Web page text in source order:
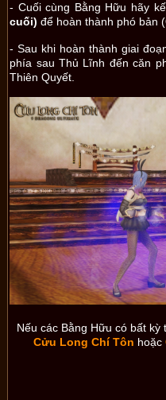
- Cuối cùng Bằng Hữu hãy
cuối) để hoàn thành phó bản
- Sau khi hoàn thành giai
phía sau Thủ Lĩnh đến căn
Thiên Quyết.
Nếu các Bằng Hữu có bất kỳ
Cửu Long Chí Tôn hoặc